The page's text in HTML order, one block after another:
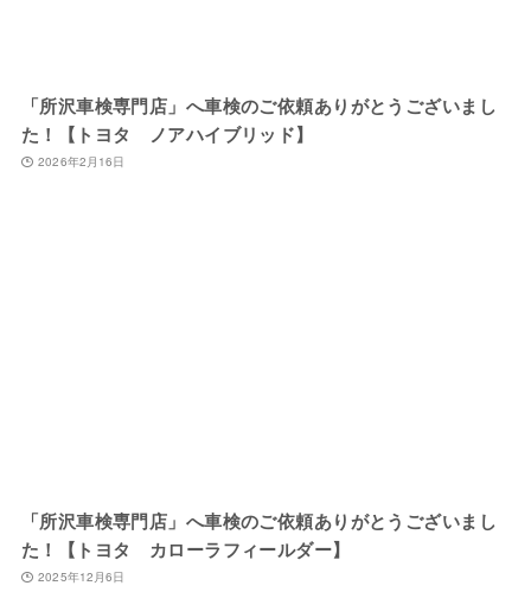
「所沢車検専門店」へ車検のご依頼ありがとうございまし
た！【トヨタ ノアハイブリッド】
2026年2月16日
「所沢車検専門店」へ車検のご依頼ありがとうございまし
た！【トヨタ カローラフィールダー】
2025年12月6日